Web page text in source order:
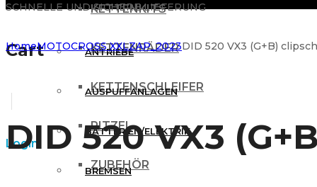
KETTENKITS
KETTENRÄDER
KETTENSCHLEIFER
RITZEL
ZUBEHÖR
SCHNELLE UND SICHERE LIEFERUNG
Cart
Login
ANTRIEBE
AUSPUFFANLAGEN
BATTERIEN/ELEKTRIK
BREMSEN
HomeMOTOCROSS XXLZAP_2023DID 520 VX3 (G+B)
DID 520 VX3